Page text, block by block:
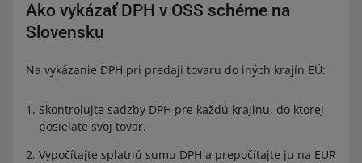
Ako vykázať DPH v OSS schéme na
Slovensku
Na vykázanie DPH pri predaji tovaru do iných krajín EÚ:
Skontrolujte sadzby DPH pre každú krajinu, do ktorej
posielate svoj tovar.
Vypočítajte splatnú sumu DPH a prepočítajte ju na EUR